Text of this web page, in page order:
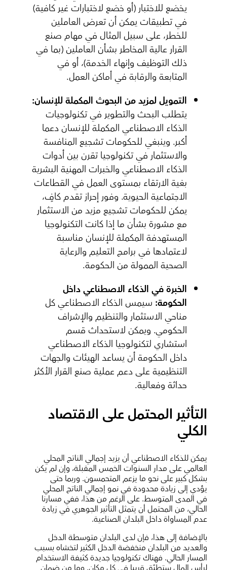
يخضع للاختبار (أو خضع لاختبارات غير كافية)
في تطبيقات يمكن أن تعرض العاملين
للخطر، على سبيل المثال في مهام صنع
القرار عالية المخاطر بشأن العاملين (بما في
ذلك التوظيف وإنهاء الخدمة)، أو في
المتابعة والرقابة في أماكن العمل.
التمويل لمزيد من البحوث المكملة للإنسان:
يتطلب البحث والتطوير في تكنولوجيات
الذكاء الاصطناعي المكملة للإنسان دعما
أكبر. وينبغي للحكومات تشجيع المنافسة
والاستثمار في تكنولوجيا تقرن بين أدوات
الذكاء الاصطناعي والخبرات المهنية البشرية
بغية الارتقاء بمستوى العمل في القطاعات
الاجتماعية الحيوية. وفور إحراز تقدم كافٍ،
يمكن للحكومات تشجيع مزيد من الاستثمار
مع مشورة بشأن ما إذا كانت التكنولوجيا
المستهدفة المكملة للإنسان مناسبة
لاعتمادها في برامج التعليم والرعاية
الصحية الممولة من الحكومة.
الخبرة في الذكاء الاصطناعي داخل
الحكومة: سيمس الذكاء الاصطناعي كل
مناحي الاستثمار والتنظيم والإشراف
الحكومي. ويمكن لاستحداث قسم
استشاري لتكنولوجيا الذكاء الاصطناعي
داخل الحكومة أن يساعد الهيئات والجهات
التنظيمية على دعم عملية صنع القرار الأكثر
حداثة وفعالية.
التأثير المحتمل على الاقتصاد
الكلي
يمكن للذكاء الاصطناعي أن يزيد إجمالي الناتج المحلي
العالمي على مدار السنوات الخمس المقبلة، وإن لم يكن
بشكل كبير على نحو ما يزعم المتحمسون. وربما حتى
يؤدي إلى زيادة محدودة في نمو إجمالي الناتج المحلي
في المدى المتوسط. على الرغم من هذا، ففي مسارنا
الحالي، من المحتمل أن يتمثل التأثير الجوهري في زيادة
عدم المساواة داخل البلدان الصناعية.
بالإضافة إلى هذا، فإن لدى البلدان متوسطة الدخل
والعديد من البلدان منخفضة الدخل الكثير لتخشاه بسبب
المسار الحالي. فهناك تكنولوجيا جديدة كثيفة الاستخدام